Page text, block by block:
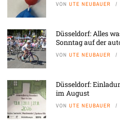
VON UTE NEUBAUER
Düsseldorf: Alles
Sonntag auf der
VON UTE NEUBAUER
Düsseldorf:
im August
VON UTE NEUBAUER